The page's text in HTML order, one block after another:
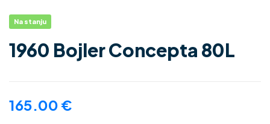
Na stanju
1960 Bojler Concepta 80L
165.00 €